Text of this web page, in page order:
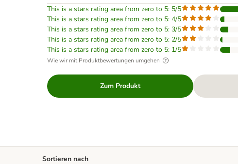
This is a stars rating area from zero to 5: 5/5
This is a stars rating area from zero to 5: 4/5
This is a stars rating area from zero to 5: 3/5
This is a stars rating area from zero to 5: 2/5
This is a stars rating area from zero to 5: 1/5
Wie wir mit Produktbewertungen umgehen
Zum Produkt
Sortieren nach